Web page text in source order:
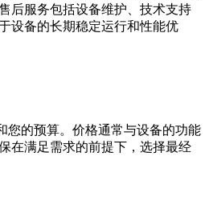
后服务包括设备维护、技术支持
设备的长期稳定运行和性能优
您的预算。价格通常与设备的功能
在满足需求的前提下，选择最经